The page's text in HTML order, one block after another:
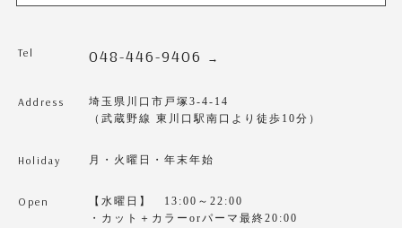
Tel 048-446-9406 →
Address
埼玉県川口市戸塚3-4-14
（武蔵野線 東川口駅南口より徒歩10分）
Holiday 月・火曜日・年末年始
Open
【水曜日】 13:00～22:00
・カット＋カラーorパーマ最終20:00